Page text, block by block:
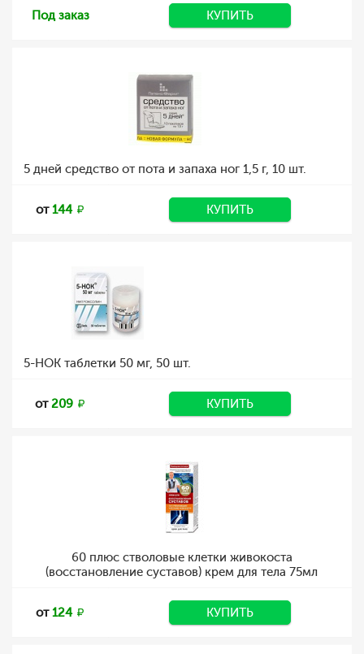
Под заказ КУПИТЬ
5 дней средство от пота и запаха ног 1,5 г, 10 шт.
от144 КУПИТЬ
5-НОК таблетки 50 мг, 50 шт.
от209 КУПИТЬ
60 плюс стволовые клетки живокоста
(восстановление суставов) крем для тела 75мл
от124 КУПИТЬ